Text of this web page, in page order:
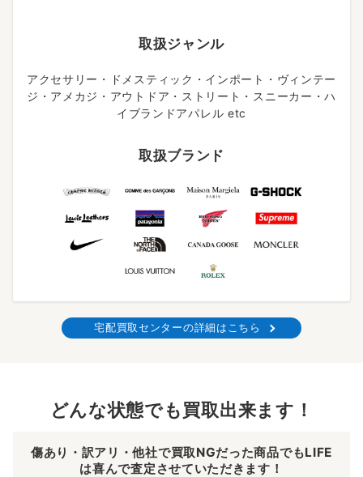
取扱ジャンル
アクセサリー・ドメスティック・インポート・ヴィンテー
ジ・アメカジ・アウトドア・ストリート・スニーカー・ハ
イブランドアパレル etc
取扱ブランド
宅配買取センターの詳細はこちら
どんな状態でも買取出来ます！
傷あり・訳アリ・他社で買取NGだった商品でもLIFE
は喜んで査定させていただきます！